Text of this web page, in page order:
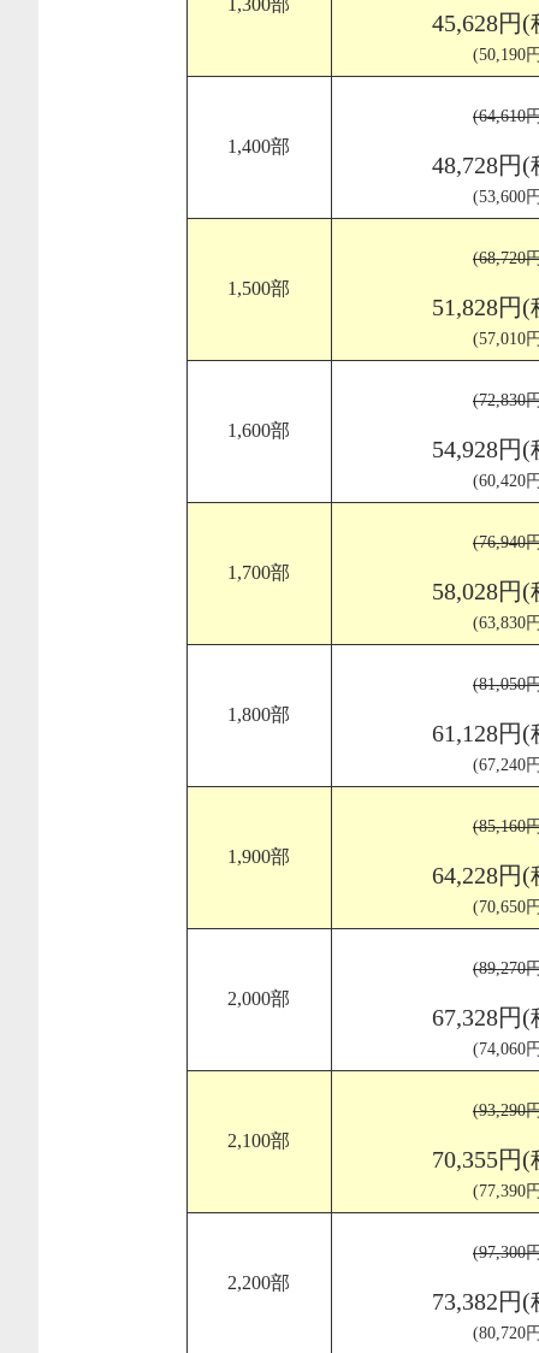
45,628円(
(50,190
1,400部
(64,610
48,728円(
(53,600
1,500部
(68,720
51,828円
(57,010
1,600部
(72,830
54,928円
(60,420
1,700部
(76,940
58,028円
(63,830
1,800部
(81,050
61,128円(
(67,240
1,900部
(85,160
64,228円(
(70,650
2,000部
(89,270
67,328円(
(74,060
2,100部
(93,290
70,355円
(77,390
2,200部
(97,300
73,382円
(80,720